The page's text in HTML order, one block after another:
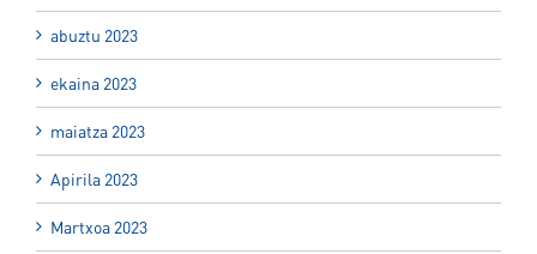
abuztu 2023
ekaina 2023
maiatza 2023
Apirila 2023
Martxoa 2023